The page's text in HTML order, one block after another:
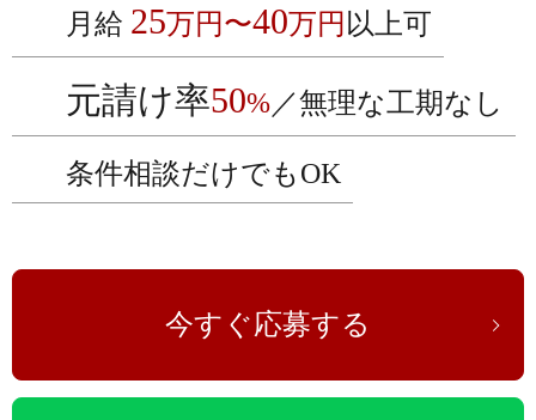
月給 25万円〜40万円 以上可
元請け率50%／無理な工期なし
条件相談だけでもOK
今すぐ応募する